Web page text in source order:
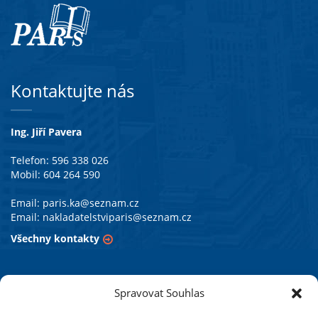
Spravovat Souhlas
Kontaktujte nás
Ing. Jiří Pavera
Telefon: 596 338 026
Mobil: 604 264 590
Email: paris.ka@seznam.cz
Email: nakladatelstviparis@seznam.cz
Všechny kontakty
PARIS vzdělávací agentura s.r.o.